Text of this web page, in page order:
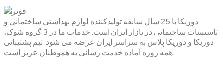
دوریکا با 25 سال سابقه تولیدکننده لوازم بهداشتی ساختمانی و
تاسیسات ساختمانی در بازار ایران است. خدمات ما در 3 گروه شوک،
دوریکا و دوریکا پلاس به سراسر ایران عرضه می شود. تیم پشتیبانی
همه روزه آماده خدمت رسانی به هموطنان عزیز است.